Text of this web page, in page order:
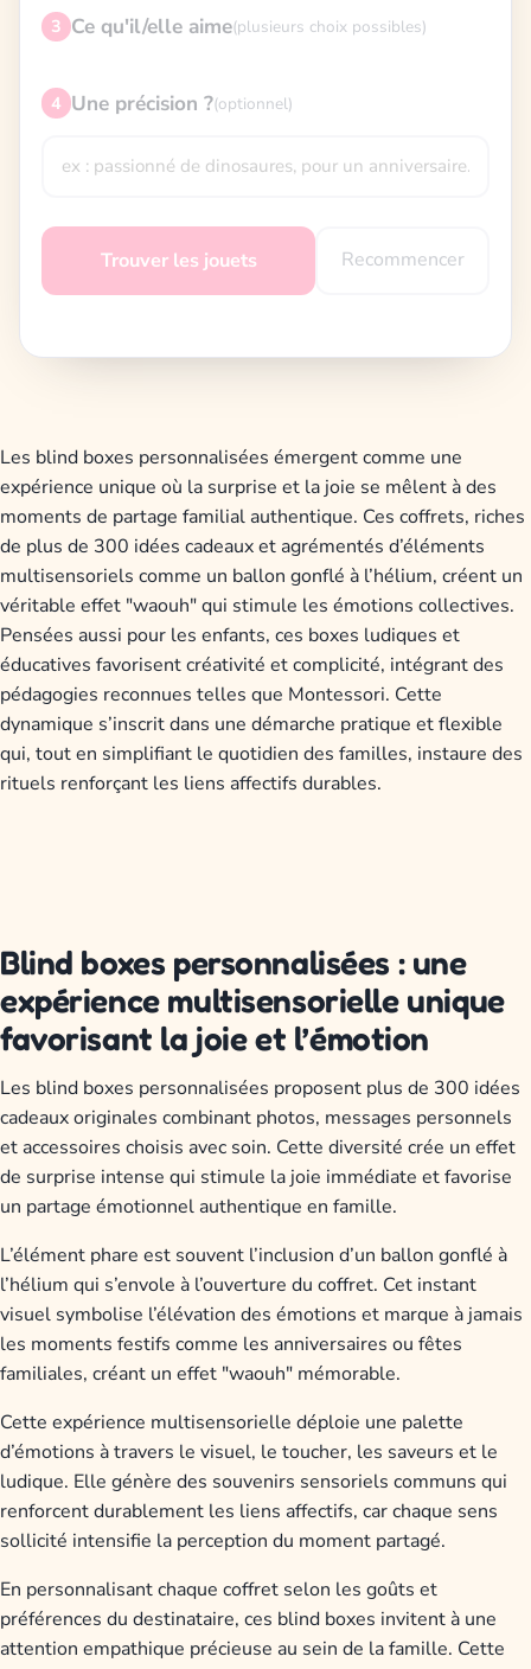
3 Ce qu'il/elle aime(plusieurs choix possibles)
4 Une précision ?(optionnel)
Trouver les jouets Recommencer
Les blind boxes personnalisées émergent comme une
expérience unique où la surprise et la joie se mêlent à des
moments de partage familial authentique. Ces coffrets, riches
de plus de 300 idées cadeaux et agrémentés d’éléments
multisensoriels comme un ballon gonflé à l’hélium, créent un
véritable effet "waouh" qui stimule les émotions collectives.
Pensées aussi pour les enfants, ces boxes ludiques et
éducatives favorisent créativité et complicité, intégrant des
pédagogies reconnues telles que Montessori. Cette
dynamique s’inscrit dans une démarche pratique et flexible
qui, tout en simplifiant le quotidien des familles, instaure des
rituels renforçant les liens affectifs durables.
Blind boxes personnalisées : une
expérience multisensorielle unique
favorisant la joie et l’émotion
Les blind boxes personnalisées proposent plus de 300 idées
cadeaux originales combinant photos, messages personnels
et accessoires choisis avec soin. Cette diversité crée un effet
de surprise intense qui stimule la joie immédiate et favorise
un partage émotionnel authentique en famille.
L’élément phare est souvent l’inclusion d’un ballon gonflé à
l’hélium qui s’envole à l’ouverture du coffret. Cet instant
visuel symbolise l’élévation des émotions et marque à jamais
les moments festifs comme les anniversaires ou fêtes
familiales, créant un effet "waouh" mémorable.
Cette expérience multisensorielle déploie une palette
d’émotions à travers le visuel, le toucher, les saveurs et le
ludique. Elle génère des souvenirs sensoriels communs qui
renforcent durablement les liens affectifs, car chaque sens
sollicité intensifie la perception du moment partagé.
En personnalisant chaque coffret selon les goûts et
préférences du destinataire, ces blind boxes invitent à une
attention empathique précieuse au sein de la famille. Cette